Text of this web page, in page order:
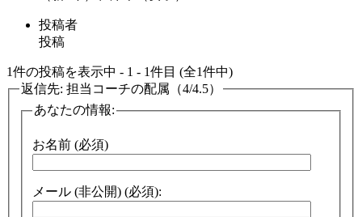
投稿者
投稿
1件の投稿を表示中 - 1 - 1件目 (全1件中)
返信先: 担当コーチの配属（4/4.5）
あなたの情報:
お名前 (必須)
メール (非公開) (必須):